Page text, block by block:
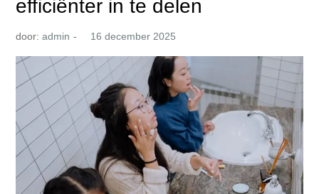
efficiënter in te delen
door:admin